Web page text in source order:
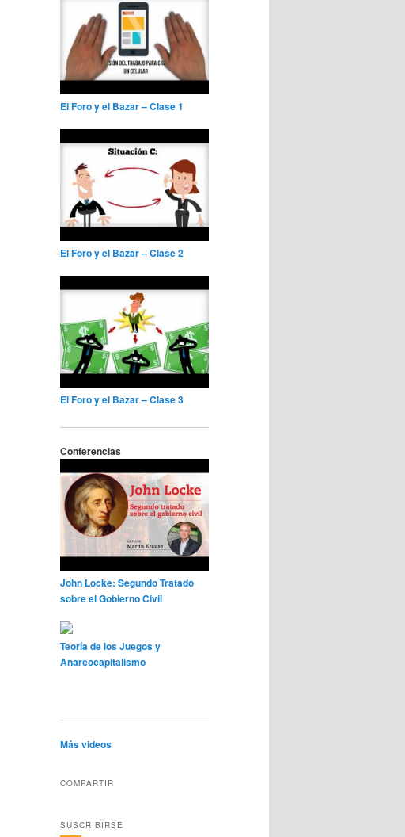
El Foro y el Bazar – Clase 1
El Foro y el Bazar – Clase 2
El Foro y el Bazar – Clase 3
Conferencias
John Locke: Segundo Tratado
sobre el Gobierno Civil
Teoría de los Juegos y
Anarcocapitalismo
Más videos
COMPARTIR
SUSCRIBIRSE